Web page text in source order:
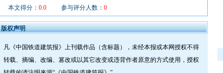
本文得分： 0.0 参与评分人数： 0
版权声明
凡《中国铁道建筑报》上刊载作品（含标题），未经本报或本网授权不得
转载、摘编、改编、篡改或以其它改变或违背作者原意的方式使用，授权